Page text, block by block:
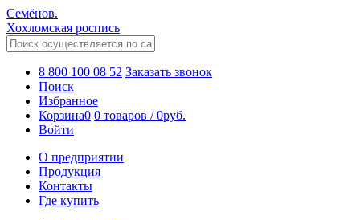
Семёнов.
Хохломская роспись
8 800 100 08 52 Заказать звонок
Поиск
Избранное
Корзина0 0 товаров /0руб.
Войти
О предприятии
Продукция
Контакты
Где купить